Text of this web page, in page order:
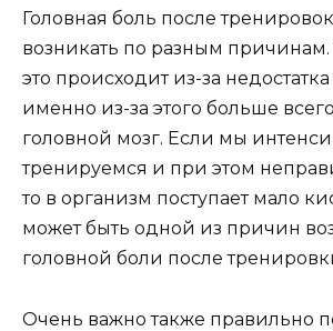
Головная боль после
возникать по разным причинам.
это происходит из-за
именно из-за этого больше
головной мозг. Если мы
тренируемся и при этом
то в организм поступает мало
может быть одной из причин
головной боли после
Очень важно также правильно